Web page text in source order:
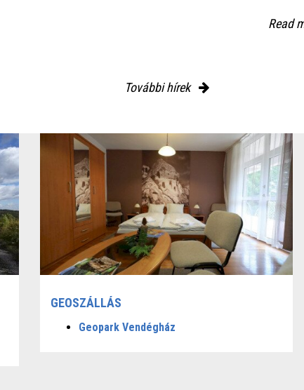
Read
További hírek
GEOSZÁLLÁS
Geopark Vendégház